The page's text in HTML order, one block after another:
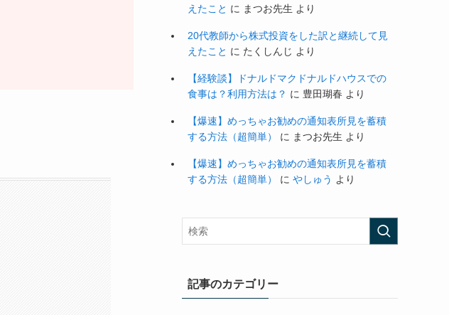
えたこと に まつお先生 より
20代教師から株式投資をした訳と継続して見
えたこと に たくしんじ より
【経験談】ドナルドマクドナルドハウスでの
食事は？利用方法は？ に 豊田瑚春 より
【爆速】めっちゃお勧めの通知表所見を蓄積
する方法（超簡単）
に まつお先生 より
【爆速】めっちゃお勧めの通知表所見を蓄積
する方法（超簡単）
に やしゅう より
記事のカテゴリー